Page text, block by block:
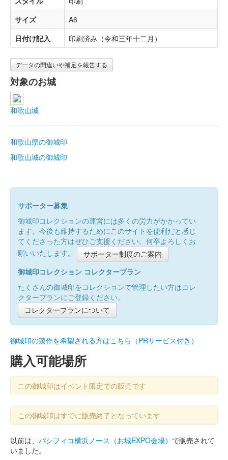
サイズ
A6
日付け記入
印刷済み（令和三年十二月）
データの間違いや補足を報告する
対象のお城
和歌山城
和歌山県の御城印
和歌山城の御城印
サポーター募集
御城印コレクションの運営には多くの労力がかかってい
ます。今後も維持するためにこのサイトを便利だと感じ
てくださった方はぜひご支援ください。何卒よろしくお
願いいたします。
サポーター制度のご案内
御城印コレクション コレクタープラン
たくさんの御城印をコレクションで管理したい方はコレ
クタープランにご登録ください。
コレクタープランについて
御城印の製作を希望される方はこちら（PRサービス付き）
購入可能場所
この御城印はイベント限定での販売です
この御城印はすでに販売終了となっています
以前は、 パシフィコ横浜ノース（お城EXPO会場） で販売されて
いました。